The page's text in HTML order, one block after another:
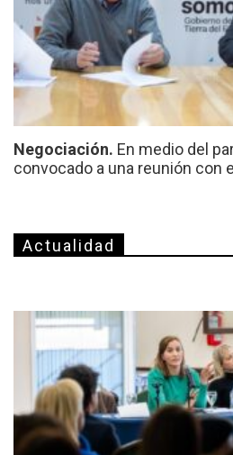
Negociación. En medio del
convocado a una reunión con
Actualidad